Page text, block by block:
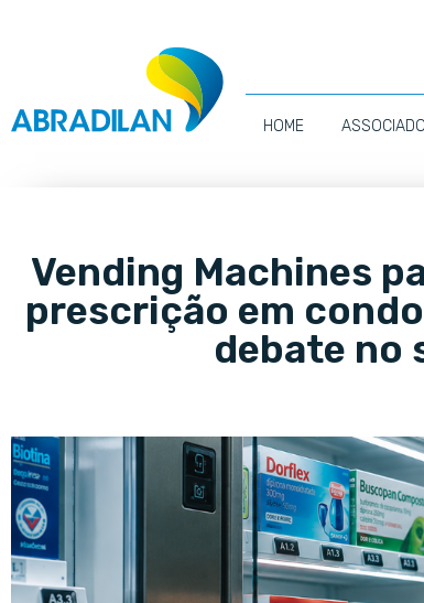
HOME
Vending Machines
prescrição em
debate no